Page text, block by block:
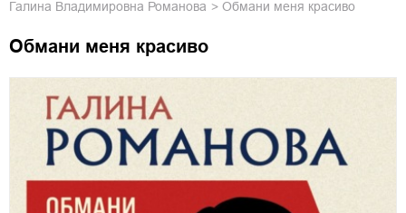
Галина Владимировна Романова
Обмани меня красиво
Обмани меня красиво